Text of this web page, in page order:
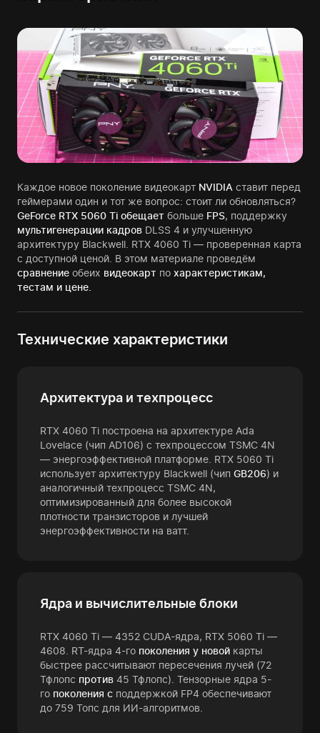
Каждое новое поколение видеокарт NVIDIA ставит перед
геймерами один и тот же вопрос: стоит ли обновляться?
GeForce RTX 5060 Ti обещает больше FPS, поддержку
мультигенерации кадров DLSS 4 и улучшенную
архитектуру Blackwell. RTX 4060 Ti — проверенная карта
с доступной ценой. В этом материале проведём
сравнение обеих видеокарт по характеристикам,
тестам и цене.
Технические характеристики
Архитектура и техпроцесс
RTX 4060 Ti построена на архитектуре Ada
Lovelace (чип AD106) с техпроцессом TSMC 4N
— энергоэффективной платформе. RTX 5060 Ti
использует архитектуру Blackwell (чип GB206) и
аналогичный техпроцесс TSMC 4N,
оптимизированный для более высокой
плотности транзисторов и лучшей
энергоэффективности на ватт.
Ядра и вычислительные блоки
RTX 4060 Ti — 4352 CUDA-ядра, RTX 5060 Ti —
4608. RT-ядра 4-го поколения у новой карты
быстрее рассчитывают пересечения лучей (72
Тфлопс против 45 Тфлопс). Тензорные ядра 5-
го поколения с поддержкой FP4 обеспечивают
до 759 Топс для ИИ-алгоритмов.